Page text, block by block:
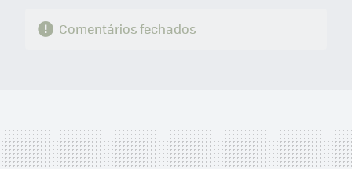
Comentários fechados